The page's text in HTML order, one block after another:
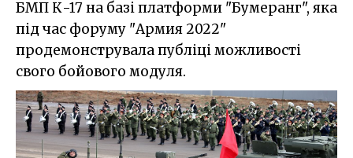
БМП К-17 на базі платформи "Бумеранг", яка
під час форуму "Армия 2022"
продемонструвала публіці можливості
свого бойового модуля.